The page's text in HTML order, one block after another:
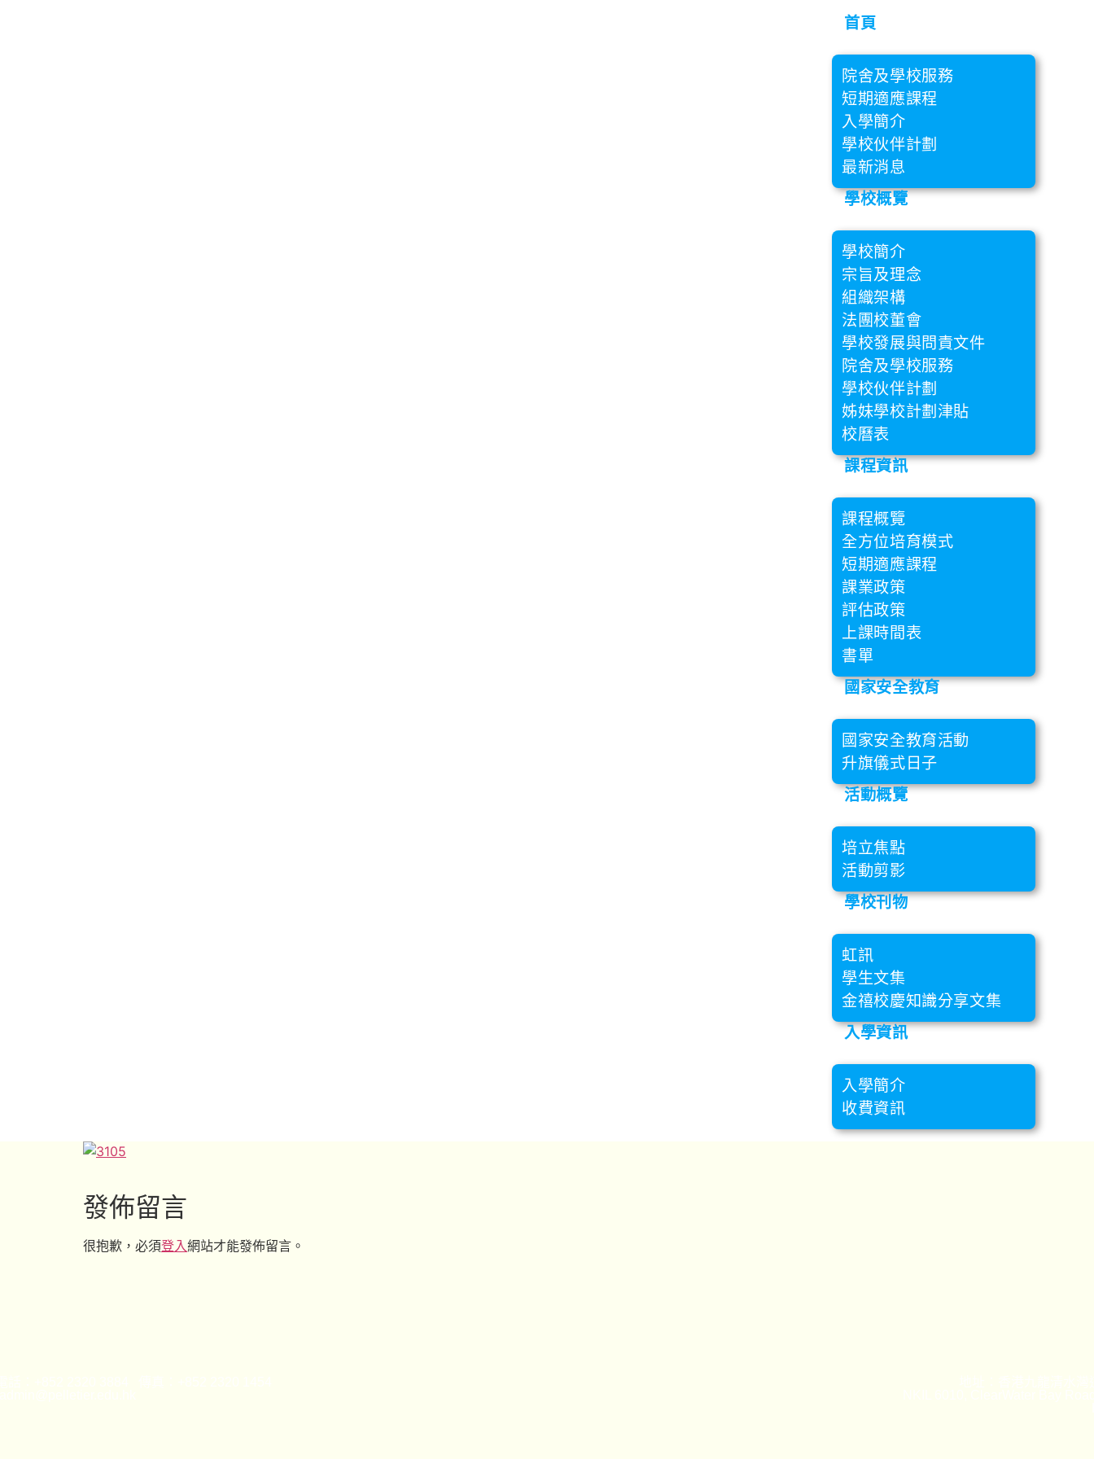
首頁
院舍及學校服務
短期適應課程
入學簡介
學校伙伴計劃
最新消息
學校概覽
學校簡介
宗旨及理念
組織架構
法團校董會
學校發展與問責文件
院舍及學校服務
學校伙伴計劃
姊妹學校計劃津貼
校曆表
課程資訊
課程概覽
全方位培育模式
短期適應課程
課業政策
評估政策
上課時間表
書單
國家安全教育
國家安全教育活動
升旗儀式日子
活動概覽
培立焦點
活動剪影
學校刊物
虹訊
學生文集
金禧校慶知識分享文集
入學資訊
入學簡介
收費資訊
發佈留言
很抱歉，必須登入網站才能發佈留言。